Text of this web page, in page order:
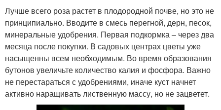
Лучше всего роза растет в плодородной почве, но это не
принципиально. Вводите в смесь перегной, дерн, песок,
минеральные удобрения. Первая подкормка – через два
месяца после покупки. В садовых центрах цветы уже
насыщенны всем необходимым. Во время образования
бутонов увеличьте количество калия и фосфора. Важно
не перестараться с удобрениями, иначе куст начнет
активно наращивать лиственную массу, но не зацветет.